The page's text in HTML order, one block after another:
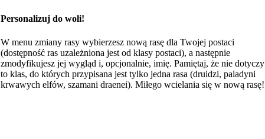
Personalizuj do woli!
W menu zmiany rasy wybierzesz nową rasę dla Twojej postaci
(dostępność ras uzależniona jest od klasy postaci), a następnie
zmodyfikujesz jej wygląd i, opcjonalnie, imię. Pamiętaj, że nie dotyczy
to klas, do których przypisana jest tylko jedna rasa (druidzi, paladyni
krwawych elfów, szamani draenei). Miłego wcielania się w nową rasę!